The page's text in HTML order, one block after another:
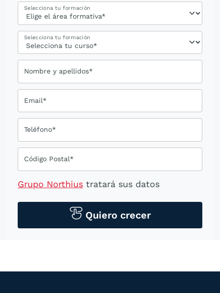
Selecciona tu formación
Selecciona tu formación
Nombre y apellidos*
Email*
Teléfono*
Código Postal*
Grupo Northius tratará sus datos
tecnológicos, incluso aplicaciones de
mensajería instantánea, con el fin de
otros directamente relacionados con el
Quiero crecer